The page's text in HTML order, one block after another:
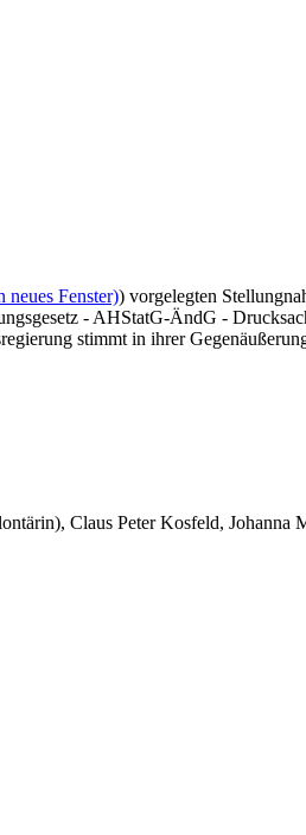
Fenster)) vorgelegten
- AHStatG-ÄndG -
stimmt in ihrer
Claus Peter Kosfeld, Johanna